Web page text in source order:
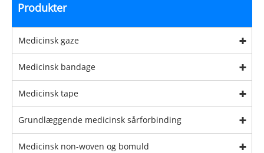
Produkter
Medicinsk gaze
Medicinsk bandage
Medicinsk tape
Grundlæggende medicinsk sårforbinding
Medicinsk non-woven og bomuld